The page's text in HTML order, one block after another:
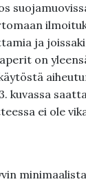
ja
on
kuvassa
ei ole